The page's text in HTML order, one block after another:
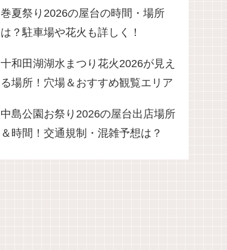
巻夏祭り2026の屋台の時間・場所
は？駐車場や花火も詳しく！
十和田湖湖水まつり花火2026が見え
る場所！穴場＆おすすめ観覧エリア
中島公園お祭り2026の屋台出店場所
＆時間！交通規制・混雑予想は？